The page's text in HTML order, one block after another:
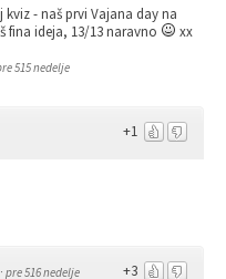
- naš prvi Vajana day na
fina ideja, 13/13 naravno
xx
515 nedelje
+1
+3
· pre 516 nedelje